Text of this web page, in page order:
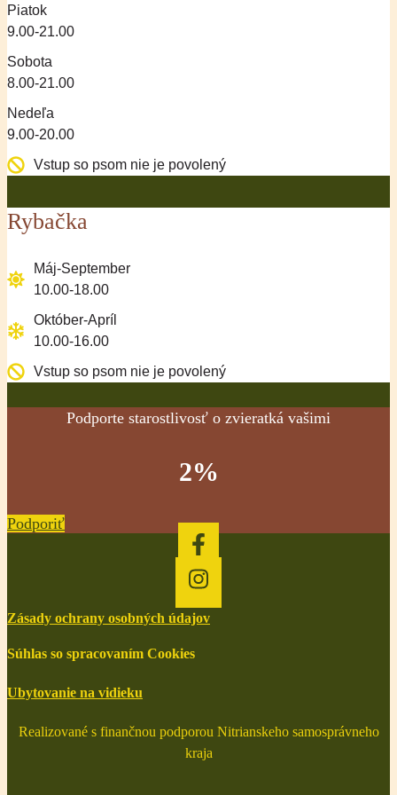
Piatok
9.00-21.00
Sobota
8.00-21.00
Nedeľa
9.00-20.00
Vstup so psom nie je povolený
Rybačka
Máj-September
10.00-18.00
Október-Apríl
10.00-16.00
Vstup so psom nie je povolený
Podporte starostlivosť o zvieratká vašimi
2%
Podporiť
Zásady ochrany osobných údajov
Súhlas so spracovaním Cookies
Ubytovanie na vidieku
Realizované s finančnou podporou Nitrianskeho samosprávneho
kraja